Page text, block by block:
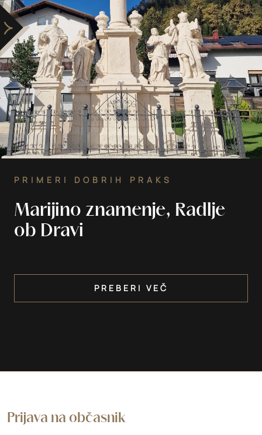
PRIMERI DOBRIH PRAKS
Marijino znamenje, Radlje
ob Dravi
PREBERI VEČ
Prijava na občasnik